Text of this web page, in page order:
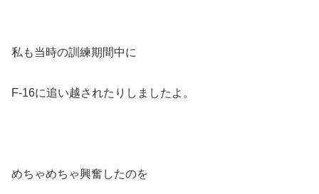
私も当時の訓練期間中に
F-16に追い越されたりしましたよ。
めちゃめちゃ興奮したのを